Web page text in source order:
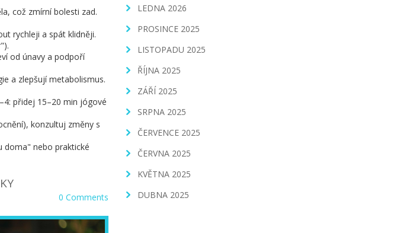
což zmírní bolesti zad.
rychleji a spát klidněji.
od únavy a podpoří
a zlepšují metabolismus.
přidej 15–20 min jógové
konzultuj změny s
doma" nebo praktické
0 Comments
LEDNA 2026
PROSINCE 2025
LISTOPADU 2025
ŘÍJNA 2025
ZÁŘÍ 2025
SRPNA 2025
ČERVENCE 2025
ČERVNA 2025
KVĚTNA 2025
DUBNA 2025